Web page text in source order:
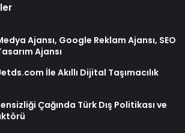
Ajansı, Google Reklam Ajansı, SEO
Ajansı
İle Akıllı Dijital Taşımacılık
Çağında Türk Dış Politikası ve